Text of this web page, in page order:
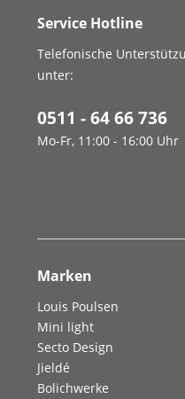
Service Hotline
Telefonische
unter:
0511 - 64 66 736
Mo-Fr, 11:00 - 16:00 Uhr
Marken
Louis Poulsen
Mini light
Secto Design
Jieldé
Bolichwerke